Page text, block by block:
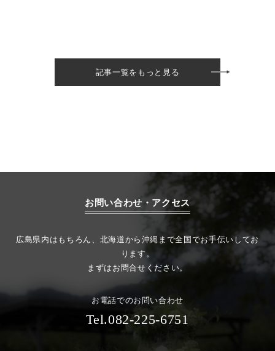
記事一覧をもっと見る
お問い合わせ・アクセス
広島県内はもちろん、北海道から沖縄まで全国でお手伝いしてお
ります。
まずはお問合せください。
お電話でのお問い合わせ
Tel.082-225-6751